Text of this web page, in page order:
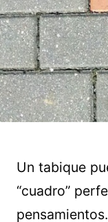
Un tabique
“cuadro”